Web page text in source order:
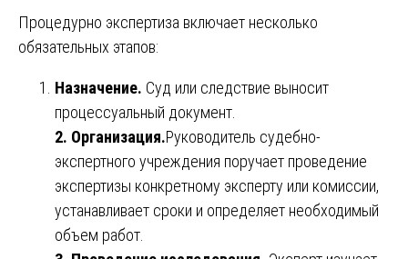
Процедурно экспертиза включает несколько
обязательных этапов:
Назначение. Суд или следствие выносит
процессуальный документ.
2. Организация.Руководитель судебно-
экспертного учреждения поручает проведение
экспертизы конкретному эксперту или комиссии,
устанавливает сроки и определяет необходимый
объем работ.